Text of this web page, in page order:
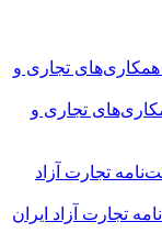
تجاری و
تجارت آزاد ایران